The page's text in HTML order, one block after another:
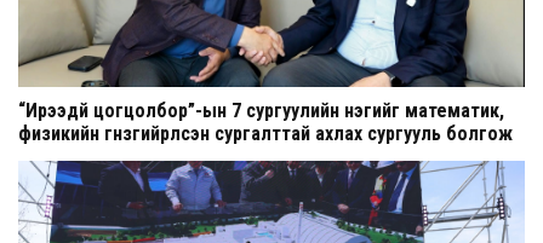
“Ирээдүй цогцолбор”-ын 7 сургуулийн нэгийг математик,
физикийн гүнзгийрүүлсэн сургалттай ахлах сургууль болгож
шинэчилнэ